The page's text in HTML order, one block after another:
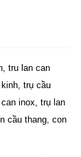
tru lan can
trụ cầu
inox, trụ lan
cầu thang, con